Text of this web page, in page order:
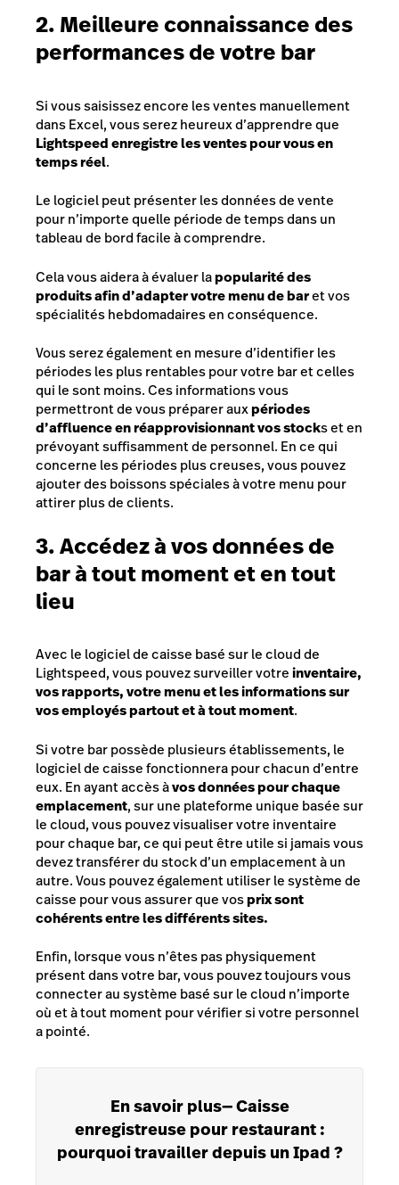
2. Meilleure connaissance des
performances de votre bar
Si vous saisissez encore les ventes manuellement
dans Excel, vous serez heureux d’apprendre que
Lightspeed enregistre les ventes pour vous en
temps réel.
Le logiciel peut présenter les données de vente
pour n’importe quelle période de temps dans un
tableau de bord facile à comprendre.
Cela vous aidera à évaluer lapopularité des
produits afin d’adapter votre menu de baret vos
spécialités hebdomadaires en conséquence.
Vous serez également en mesure d’identifier les
périodes les plus rentables pour votre bar et celles
qui le sont moins. Ces informations vous
permettront de vous préparer auxpériodes
d’affluence en réapprovisionnant vos stocks et en
prévoyant suffisamment de personnel. En ce qui
concerne les périodes plus creuses, vous pouvez
ajouter des boissons spéciales à votre menu pour
attirer plus de clients.
3. Accédez à vos données de
bar à tout moment et en tout
lieu
Avec le logiciel de caisse basé sur le cloud de
Lightspeed, vous pouvez surveiller votreinventaire,
vos rapports, votre menu et les informations sur
vos employés partout et à tout moment.
Si votre bar possède plusieurs établissements, le
logiciel de caisse fonctionnera pour chacun d’entre
eux. En ayant accès àvos données pour chaque
emplacement, sur une plateforme unique basée sur
le cloud, vous pouvez visualiser votre inventaire
pour chaque bar, ce qui peut être utile si jamais vous
devez transférer du stock d’un emplacement à un
autre. Vous pouvez également utiliser le système de
caisse pour vous assurer que vosprix sont
cohérents entre les différents sites.
Enfin, lorsque vous n’êtes pas physiquement
présent dans votre bar, vous pouvez toujours vous
connecter au système basé sur le cloud n’importe
où et à tout moment pour vérifier si votre personnel
a pointé.
En savoir plus—Caisse
enregistreuse pour restaurant :
pourquoi travailler depuis un Ipad ?